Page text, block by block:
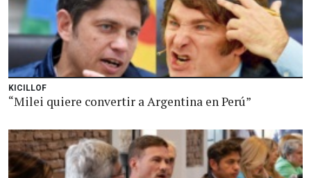
KICILLOF
“Milei quiere convertir a Argentina en Perú”